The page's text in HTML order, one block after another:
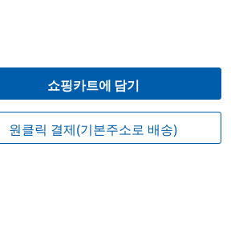
쇼핑카트에 담기
원클릭 결제(기본주소로 배송)